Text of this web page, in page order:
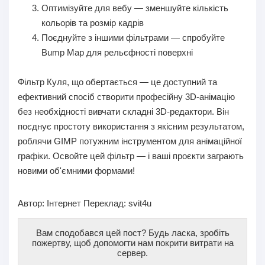
Оптимізуйте для вебу — зменшуйте кількість
кольорів та розмір кадрів
Поєднуйте з іншими фільтрами — спробуйте
Bump Map для рельєфності поверхні
Фільтр Куля, що обертається — це доступний та
ефективний спосіб створити професійну 3D-анімацію
без необхідності вивчати складні 3D-редактори. Він
поєднує простоту використання з якісним результатом,
роблячи GIMP потужним інструментом для анімаційної
графіки. Освойте цей фільтр — і ваші проєкти заграють
новими об'ємними формами!
Автор: Інтернет Переклад: svit4u
Вам сподобався цей пост? Будь ласка, зробіть
пожертву, щоб допомогти нам покрити витрати на
сервер.